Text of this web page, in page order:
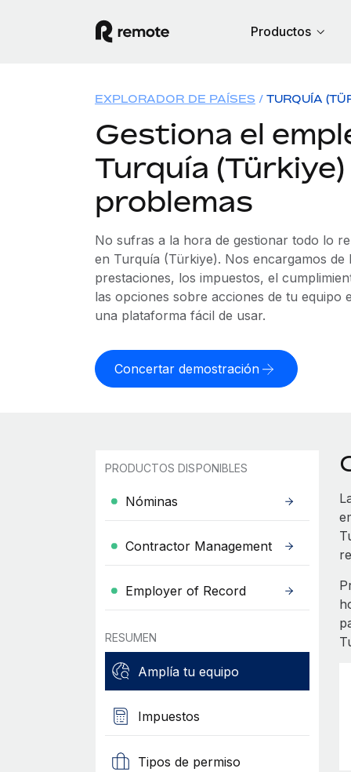
Productos
EXPLORADOR DE PAÍSES TURQUÍA
Gestiona el
Turquía
problemas
No sufras a la hora de gestionar todo lo
en Turquía (Türkiye). Nos encargamos de
prestaciones, los impuestos, el
las opciones sobre acciones de tu equipo
una plataforma fácil de usar.
Concertar demostración
PRODUCTOS DISPONIBLES
Nóminas
Contractor Management
Employer of Record
RESUMEN
Amplía tu equipo
Impuestos
Tipos de permiso